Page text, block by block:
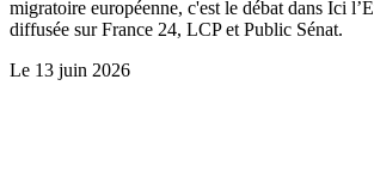
migratoire européenne, c'est le débat dans Ici
diffusée sur France 24, LCP et Public Sénat.
Le 13 juin 2026